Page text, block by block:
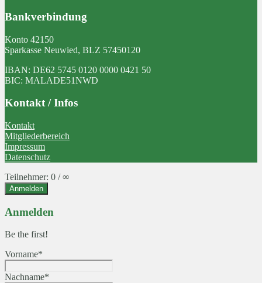
Bankverbindung
Konto 42150
Sparkasse Neuwied, BLZ 57450120
IBAN: DE62 5745 0120 0000 0421 50
BIC: MALADE51NWD
Kontakt / Infos
Kontakt
Mitgliederbereich
Impressum
Datenschutz
Teilnehmer: 0 / ∞
Anmelden
Anmelden
Be the first!
Vorname*
Nachname*